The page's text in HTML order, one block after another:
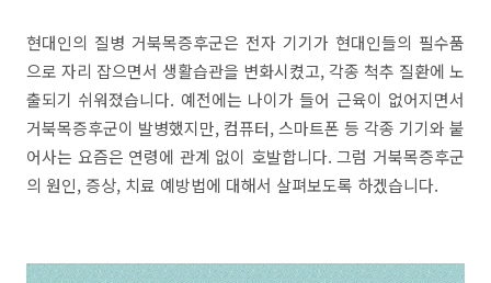
현대인의 질병 거북목증후군은 전자 기기가 현대인들의 필수품
으로 자리 잡으면서 생활습관을 변화시켰고, 각종 척추 질환에 노
출되기 쉬워졌습니다. 예전에는 나이가 들어 근육이 없어지면서
거북목증후군이 발병했지만, 컴퓨터, 스마트폰 등 각종 기기와 붙
어사는 요즘은 연령에 관계 없이 호발합니다. 그럼 거북목증후군
의 원인, 증상, 치료 예방법에 대해서 살펴보도록 하겠습니다.